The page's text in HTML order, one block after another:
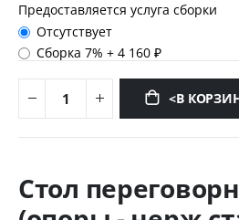
Предоставляется услуга сборки
Отсутствует
Сборка 7%+4 160 ₽
<В
началу
Стол